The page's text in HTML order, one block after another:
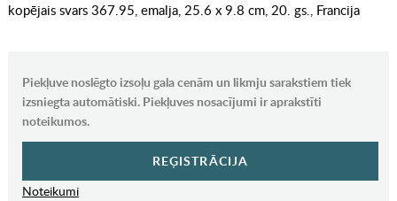
kopējais svars 367.95, emalja, 25.6 x 9.8 cm, 20. gs., Francija
Piekļuve noslēgto izsoļu gala cenām un likmju sarakstiem tiek
izsniegta automātiski. Piekļuves nosacījumi ir aprakstīti
noteikumos.
REĢISTRĀCIJA
Noteikumi